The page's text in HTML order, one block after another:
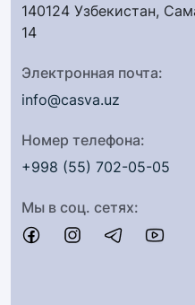
140124 Узбекистан,
14
Электронная почта:
info@casva.uz
Номер телефона:
+998 (55) 702-05-05
Мы в соц. сетях: